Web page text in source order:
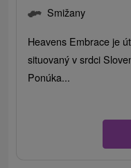
Smižany
Heavens Embrace je
situovaný v srdci
Ponúka...